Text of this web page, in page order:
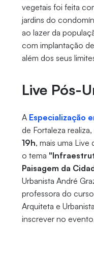
vegetais foi feita
jardins do
ao lazer da
com implantação
além dos seus
Live Pós-
A Especialização
de Fortaleza
19h, mais uma Live
o tema
Paisagem da
Urbanista André
professora do
Arquiteta e
inscrever no